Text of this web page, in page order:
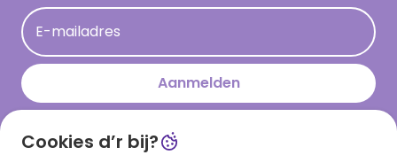
Acties
Persberichten
Leuke en grappige op kamp teksten
kamppost inspiratie
E-mailadres
Aanmelden
Cookies d’r bij?